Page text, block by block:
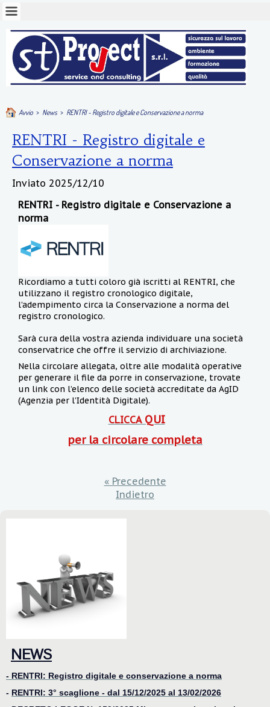
Avvio > News > RENTRI - Registro digitale e Conservazione a norma
RENTRI - Registro digitale e
Conservazione a norma
Inviato 2025/12/10
RENTRI - Registro digitale e Conservazione a
norma
Ricordiamo a tutti coloro già iscritti al RENTRI, che
utilizzano il registro cronologico digitale,
l’adempimento circa la Conservazione a norma del
registro cronologico.
Sarà cura della vostra azienda individuare una società
conservatrice che offre il servizio di archiviazione.
Nella circolare allegata, oltre alle modalità operative
per generare il file da porre in conservazione, trovate
un link con l’elenco delle società accreditate da AgID
(Agenzia per l’Identità Digitale).
CLICCAQUI
per la circolare completa
« Precedente
Indietro
NEWS
- RENTRI: Registro digitale e conservazione a norma
- RENTRI: 3° scaglione - dal 15/12/2025 al 13/02/2026